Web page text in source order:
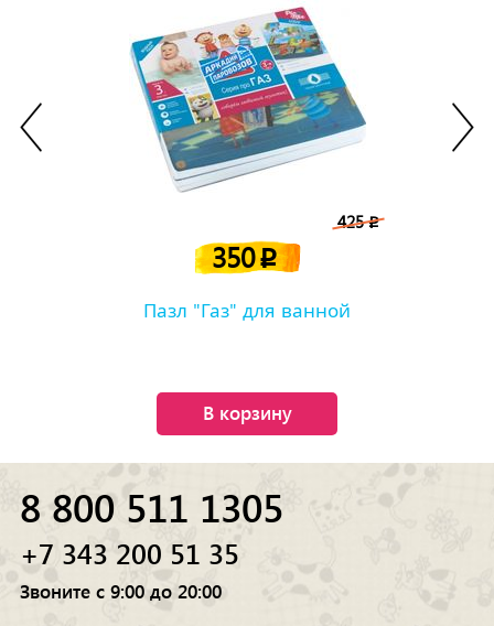
425p
350p
Пазл "Газ" для ванной
В корзину
8 800 511 1305
+7 343 200 51 35
Звоните с 9:00 до 20:00